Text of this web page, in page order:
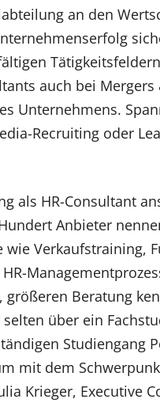
an den
auch bei
Unternehmens.
Recruiting oder
als HR-Consultant
Anbieter
Verkaufstraining,
Beratung
über ein
Studiengang
mit dem
Krieger, Executive